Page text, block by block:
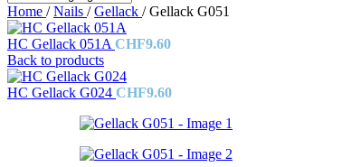
Home / Nails / Gellack / Gellack G051
HC Gellack 051A CHF9.60
Back to products
HC Gellack G024 CHF9.60